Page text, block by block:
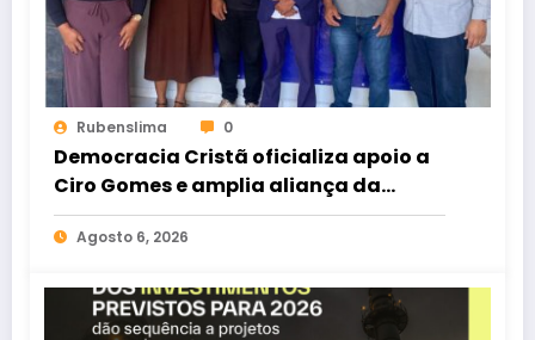
Rubenslima 0
Democracia Cristã oficializa apoio a
Ciro Gomes e amplia aliança da
oposição no Ceará
Agosto 6, 2026